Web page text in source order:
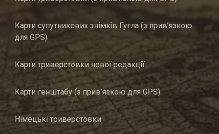
Карти супутникових знімків Гугла (з прив’язкою
для GPS)
Карти триверстовки нової редакції
Карти генштабу (з прив’язкою для GPS)
Німецькі триверстовки